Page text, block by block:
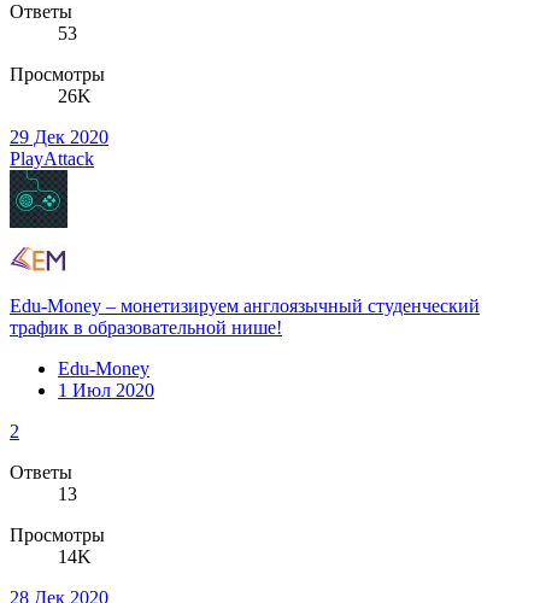
Ответы
53
Просмотры
26K
29 Дек 2020
PlayAttack
Edu-Money – монетизируем англоязычный студенческий
трафик в образовательной нише!
Edu-Money
1 Июл 2020
2
Ответы
13
Просмотры
14K
28 Дек 2020